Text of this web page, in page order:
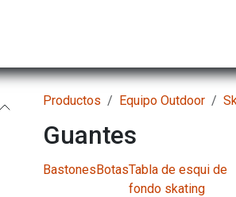
Productos Equipo Outdoor
Guantes
BastonesBotasTabla de esqui de
fondo skating